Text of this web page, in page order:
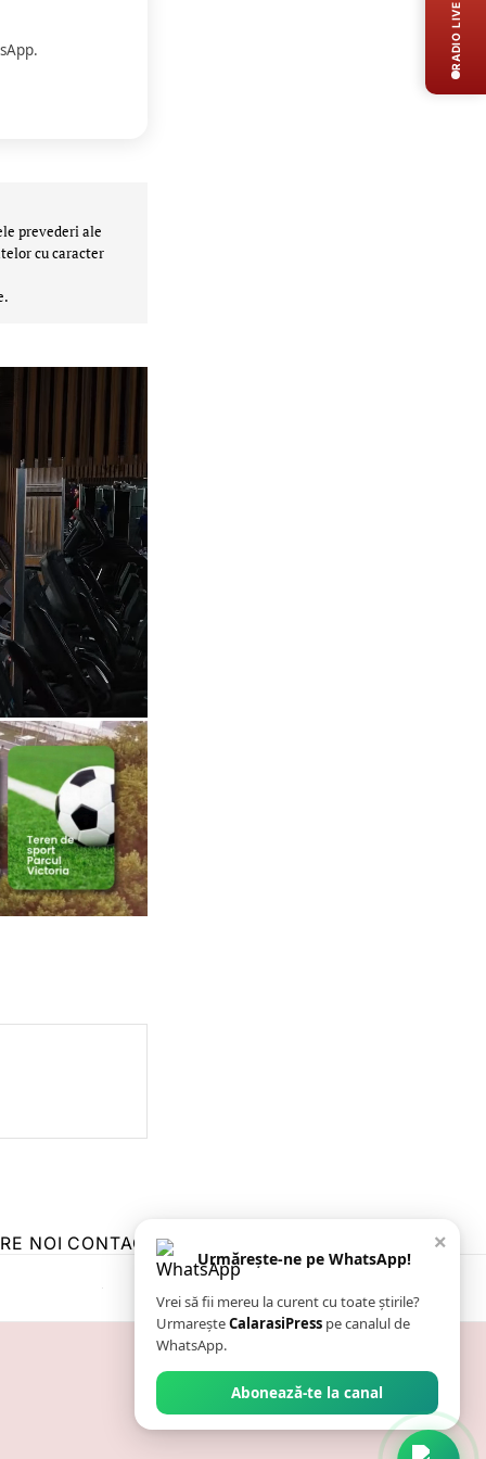
prevederi ale
cu caracter
NOI CONTACT ZIARUL ANUNȚUL CĂLĂRĂȘEAN
×
Urmărește-ne pe WhatsApp!
Vrei să fii mereu la curent cu toate știrile?
UrmareșteCalarasiPress pe canalul de
WhatsApp.
Abonează-te la canal
RADIO LIVE